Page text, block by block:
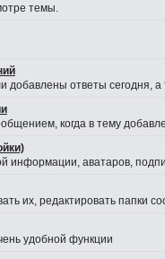
темы.
добавлены ответы сегодня,
когда в тему
информации, аватаров,
их, редактировать папки
удобной функции